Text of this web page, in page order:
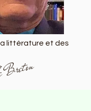
littérature et des